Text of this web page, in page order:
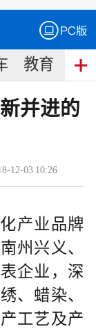
教育 食
并进的
-12-03 10:26
产业品牌
州兴义、
企业，深
、蜡染、
工艺及产